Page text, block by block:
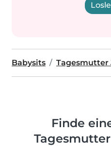
Babysits Tagesmutter
Finde